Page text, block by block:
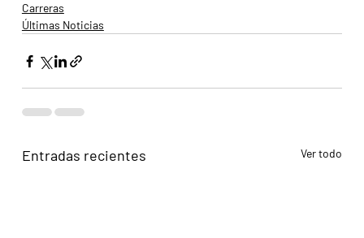
Carreras
Últimas Noticias
Entradas recientes Ver todo